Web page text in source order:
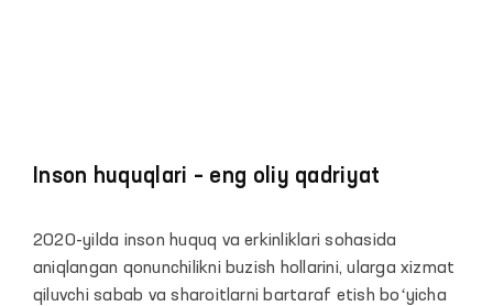
Inson huquqlari – eng oliy qadriyat
2020-yilda inson huquq va erkinliklari sohasida
aniqlangan qonunchilikni buzish hollarini, ularga xizmat
qiluvchi sabab va sharoitlarni bartaraf etish boʻyicha